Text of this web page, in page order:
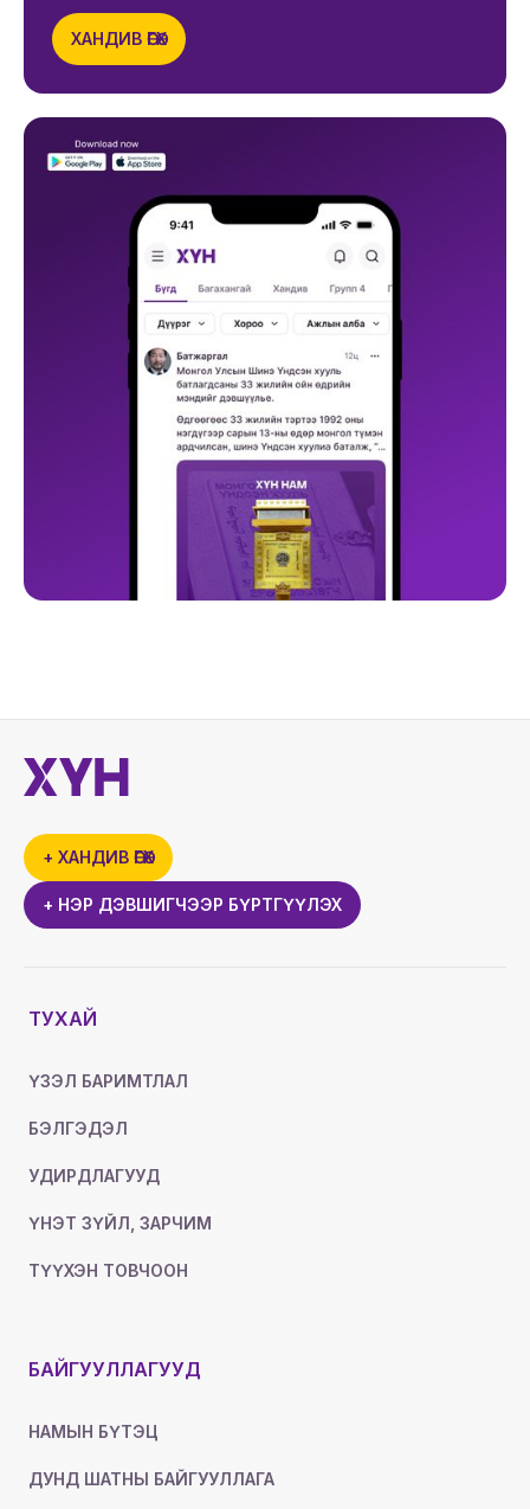
ХАНДИВ ӨГӨХ
+ ХАНДИВ ӨГӨХ
+ НЭР ДЭВШИГЧЭЭР БҮРТГҮҮЛЭХ
ТУХАЙ
ҮЗЭЛ БАРИМТЛАЛ
БЭЛГЭДЭЛ
УДИРДЛАГУУД
ҮНЭТ ЗҮЙЛ, ЗАРЧИМ
ТҮҮХЭН ТОВЧООН
БАЙГУУЛЛАГУУД
НАМЫН БҮТЭЦ
ДУНД ШАТНЫ БАЙГУУЛЛАГА